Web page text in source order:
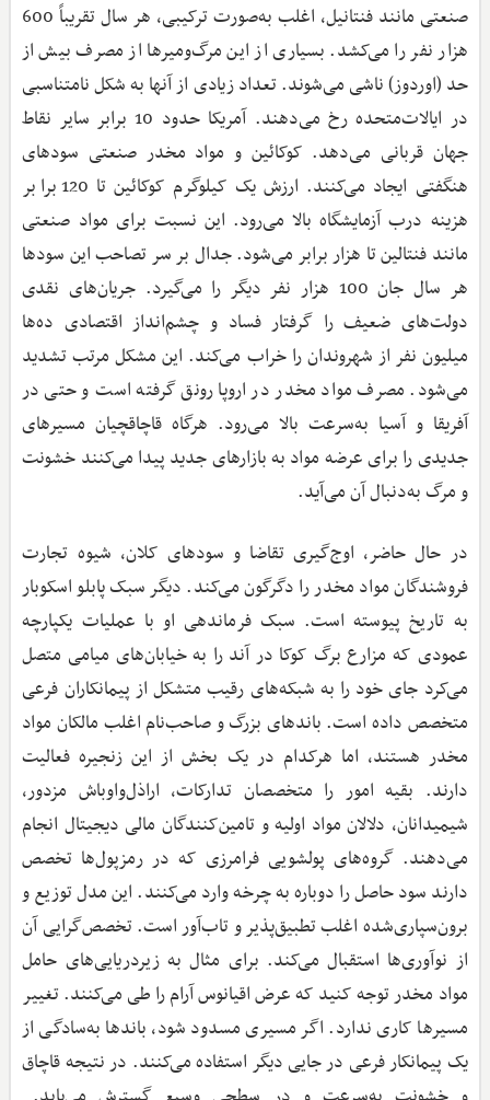
صنعتی مانند فنتانیل، اغلب به‌صورت ترکیبی، هر سال تقریباً 600
هزار نفر را می‌‌کشد. بسیاری از این مرگ‌ومیرها از مصرف بیش از
حد (اوردوز) ناشی می‌شوند. تعداد زیادی از آنها به شکل نامتناسبی
در ایالات‌متحده رخ می‌دهند. آمریکا حدود 10 برابر سایر نقاط
جهان قربانی می‌دهد. کوکائین و مواد مخدر صنعتی سودهای
هنگفتی ایجاد می‌کنند. ارزش یک کیلوگرم کوکائین تا 120 برابر
هزینه درب آزمایشگاه بالا می‌رود. این نسبت برای مواد صنعتی
مانند فنتالین تا هزار برابر می‌شود. جدال بر سر تصاحب این سودها
هر سال جان 100 هزار نفر دیگر را می‌گیرد. جریان‌های نقدی
دولت‌های ضعیف را گرفتار فساد و چشم‌انداز اقتصادی ده‌ها
میلیون نفر از شهروندان را خراب می‌کند. این مشکل مرتب تشدید
می‌شود. مصرف مواد مخدر در اروپا رونق گرفته است و حتی در
آفریقا و آسیا به‌سرعت بالا می‌رود. هرگاه قاچاقچیان مسیرهای
جدیدی را برای عرضه مواد به بازارهای جدید پیدا می‌کنند خشونت
و مرگ به‌دنبال آن می‌آید.
در حال حاضر، اوج‌گیری تقاضا و سودهای کلان، شیوه‌ تجارت
فروشندگان مواد مخدر را دگرگون می‌کند. دیگر سبک پابلو اسکوبار
به تاریخ پیوسته است. سبک فرماندهی او با عملیات یکپارچه
عمودی که مزارع برگ کوکا در آند را به خیابان‌های میامی متصل
می‌کرد جای خود را به شبکه‌های رقیب متشکل از پیمانکاران فرعی
متخصص داده است. باندهای بزرگ و صاحب‌نام اغلب مالکان مواد
مخدر هستند، اما هرکدام در یک بخش از این زنجیره فعالیت
دارند. بقیه امور را متخصصان تدارکات، اراذل‌واوباش مزدور،
شیمیدانان، دلالان مواد اولیه و تامین‌کنندگان مالی دیجیتال انجام
می‌دهند. گروه‌های پولشویی فرامرزی که در رمزپول‌ها تخصص
دارند سود حاصل را دوباره به چرخه وارد می‌کنند. این مدل توزیع و
برون‌سپاری‌شده اغلب تطبیق‌پذیر و تاب‌آور است. تخصص‌گرایی آن
از نوآوری‌ها استقبال می‌کند. برای مثال به زیردریایی‌های حامل
مواد مخدر توجه کنید که عرض اقیانوس آرام را طی می‌کنند. تغییر
مسیرها کاری ندارد. اگر مسیری مسدود شود، باندها به‌سادگی از
یک پیمانکار فرعی در جایی دیگر استفاده می‌کنند. در نتیجه قاچاق